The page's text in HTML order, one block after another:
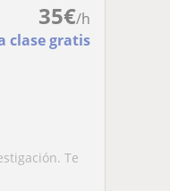
35€/h
clase gratis
Te